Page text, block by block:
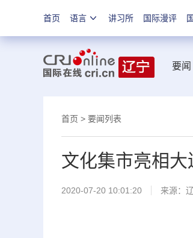
首页 语言 讲习所 国际漫评
要闻
首页 > 要闻列表
文化集市亮相大
2020-07-20 10:01:20 来源：